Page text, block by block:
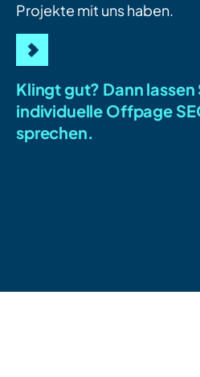
Projekte mit uns haben.
Klingt gut? Dann lassen
individuelle Offpage
sprechen.